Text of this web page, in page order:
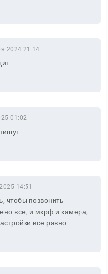
2024 21:14
01:02
14:51
чтобы позвонить
все, и мкрф и камера,
все равно